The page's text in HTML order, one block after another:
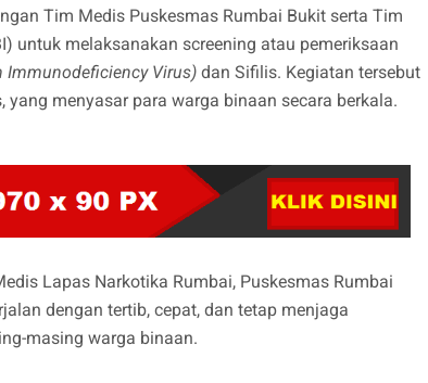
Tim Medis Puskesmas Rumbai Bukit serta Tim
untuk melaksanakan screening atau pemeriksaan
Immunodeficiency Virus) dan Sifilis. Kegiatan tersebut
menyasar para warga binaan secara berkala.
Lapas Narkotika Rumbai, Puskesmas Rumbai
dengan tertib, cepat, dan tetap menjaga
masing warga binaan.